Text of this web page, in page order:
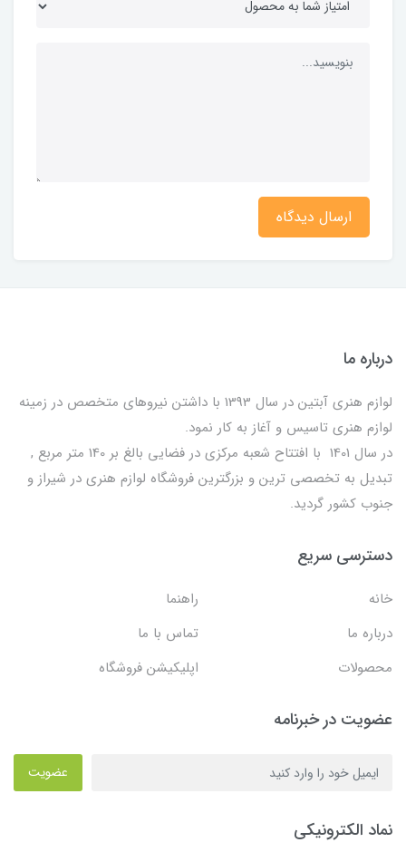
ارسال دیدگاه
درباره ما
لوازم هنری آبتین در سال 1393 با داشتن نیروهای متخصص در زمینه
لوازم هنری تاسیس و آغاز به کار نمود.
در سال 1401 با افتتاح شعبه مرکزی در فضایی بالغ بر 140 متر مربع ,
تبدیل به تخصصی ترین و بزرگترین فروشگاه لوازم هنری در شیراز و
جنوب کشور گردید.
دسترسی سریع
خانه
راهنما
درباره ما
تماس با ما
محصولات
اپلیکیشن فروشگاه
عضویت در خبرنامه
عضویت
نماد الکترونیکی